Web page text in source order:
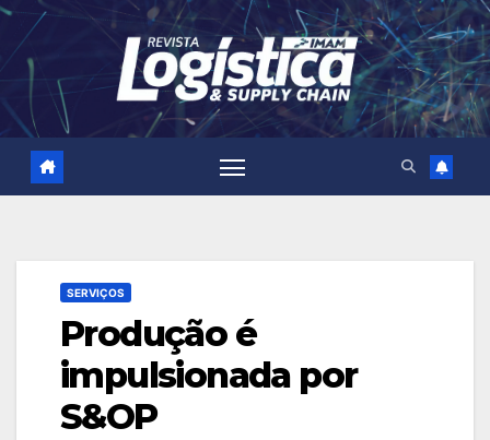
Skip
content
SERVIÇOS
Produção é
impulsionada por
S&OP